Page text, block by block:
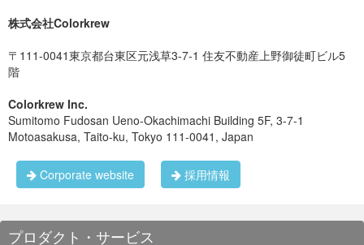
株式会社Colorkrew
〒111-0041東京都台東区元浅草3-7-1 住友不動産上野御徒町ビル5
階
Colorkrew Inc.
Sumitomo Fudosan Ueno-Okachimachi Building 5F, 3-7-1
Motoasakusa, Taito-ku, Tokyo 111-0041, Japan
Corporate website 採用情報
プロダクト・サービス